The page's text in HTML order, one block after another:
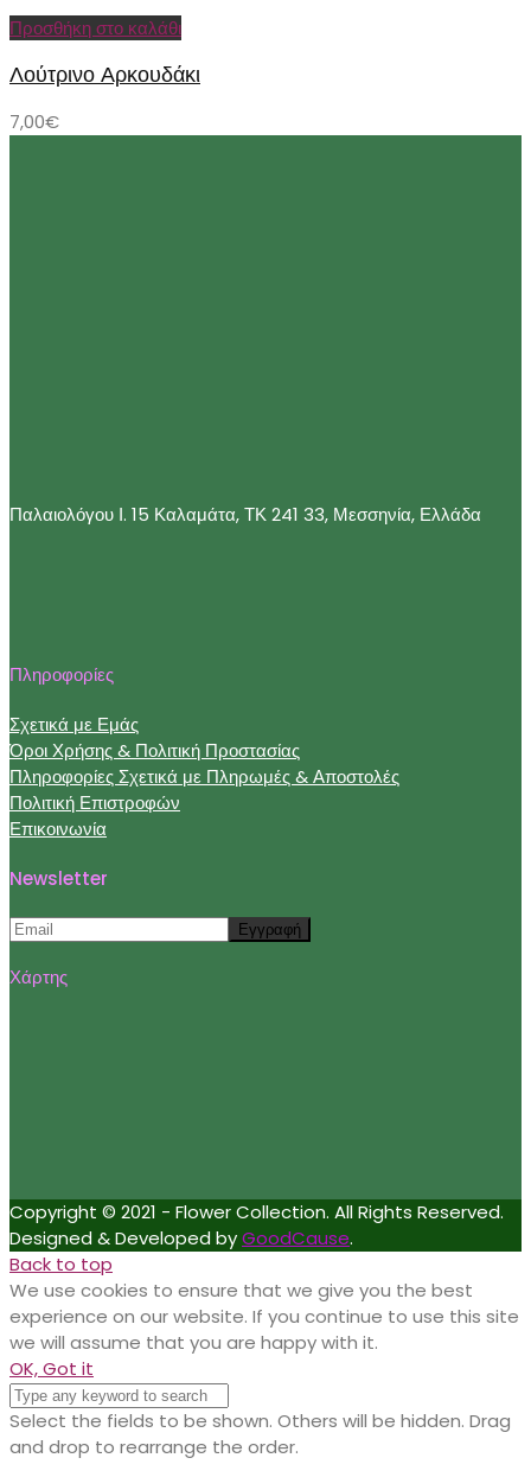
Προσθήκη στο καλάθι
Λούτρινο Αρκουδάκι
7,00€
Παλαιολόγου Ι. 15 Καλαμάτα, ΤΚ 241 33, Μεσσηνία, Ελλάδα
Πληροφορίες
Σχετικά με Εμάς
Όροι Χρήσης & Πολιτική Προστασίας
Πληροφορίες Σχετικά με Πληρωμές & Αποστολές
Πολιτική Επιστροφών
Επικοινωνία
Newsletter
Χάρτης
Copyright © 2021 - Flower Collection. All Rights Reserved.
Designed & Developed byGoodCause.
Back to top
We use cookies to ensure that we give you the best
experience on our website. If you continue to use this site
we will assume that you are happy with it.
OK, Got it
Select the fields to be shown. Others will be hidden. Drag
and drop to rearrange the order.